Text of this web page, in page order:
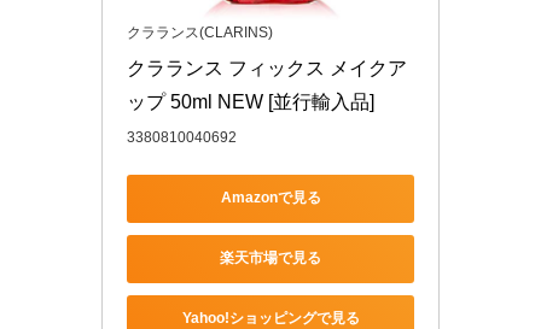
クラランス(CLARINS)
クラランス フィックス メイクア
ップ 50ml NEW [並行輸入品]
3380810040692
Amazonで見る
楽天市場で見る
Yahoo!ショッピングで見る